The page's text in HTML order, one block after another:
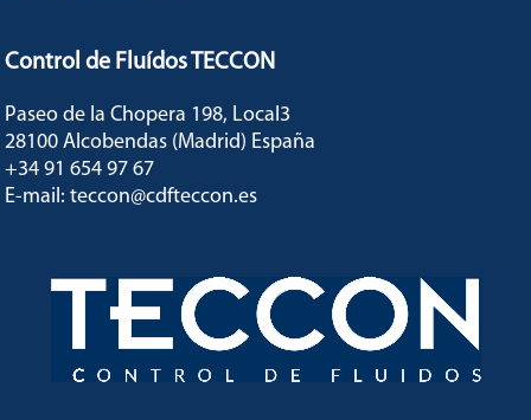
Control de Fluídos TECCON
Paseo de la Chopera 198, Local3
28100 Alcobendas (Madrid) España
+34 91 654 97 67
E-mail: teccon@cdfteccon.es